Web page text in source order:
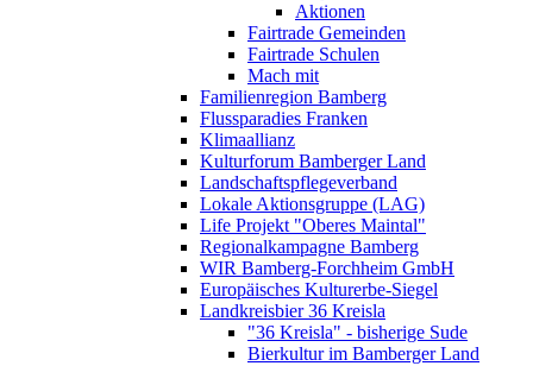
Aktionen
Fairtrade Gemeinden
Fairtrade Schulen
Mach mit
Familienregion Bamberg
Flussparadies Franken
Klimaallianz
Kulturforum Bamberger Land
Landschaftspflegeverband
Lokale Aktionsgruppe (LAG)
Life Projekt "Oberes Maintal"
Regionalkampagne Bamberg
WIR Bamberg-Forchheim GmbH
Europäisches Kulturerbe-Siegel
Landkreisbier 36 Kreisla
"36 Kreisla" - bisherige Sude
Bierkultur im Bamberger Land